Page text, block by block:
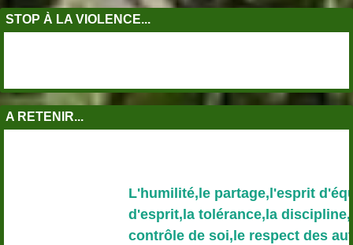
STOP À LA VIOLENCE...
A RETENIR...
L'humilité,le partage,l'esprit
d'esprit,la tolérance,la discipline,la
contrôle de soi,le respect des autres